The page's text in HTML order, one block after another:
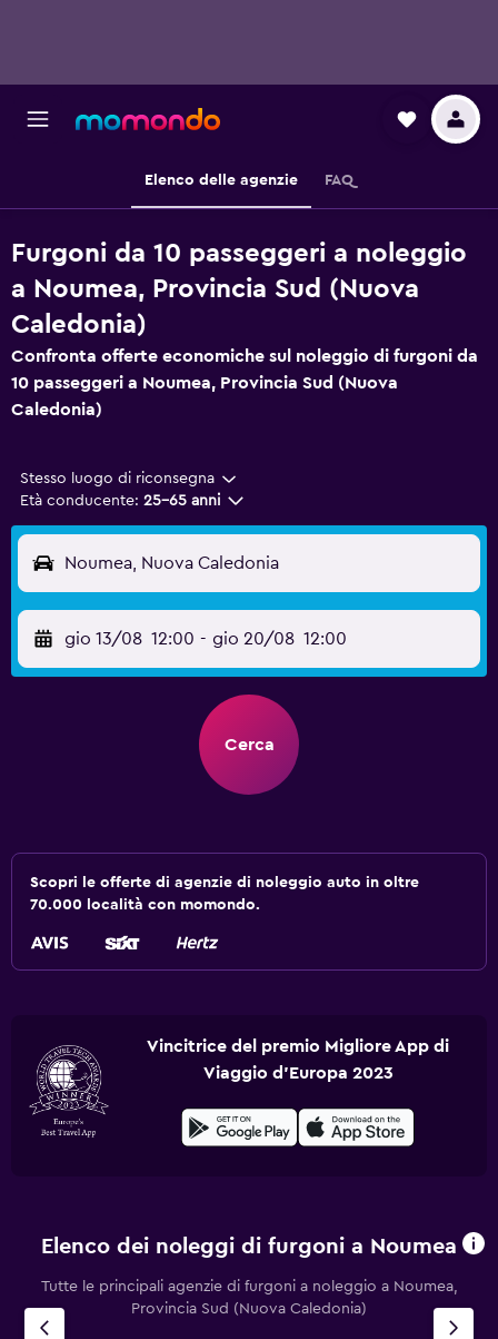
Elenco delle agenzie FAQ
Furgoni da 10 passeggeri a noleggio
a Noumea, Provincia Sud (Nuova
Caledonia)
Confronta offerte economiche sul noleggio di furgoni da
10 passeggeri a Noumea, Provincia Sud (Nuova
Caledonia)
Stesso luogo di riconsegna
Età conducente: 25-65 anni
Noumea, Nuova Caledonia
gio 13/08 12:00 - gio 20/08 12:00
Cerca
Scopri le offerte di agenzie di noleggio auto in oltre
70.000 località con momondo.
Vincitrice del premio Migliore App di
Viaggio d'Europa 2023
Elenco dei noleggi di furgoni a Noumea
Tutte le principali agenzie di furgoni a noleggio a Noumea,
Provincia Sud (Nuova Caledonia)